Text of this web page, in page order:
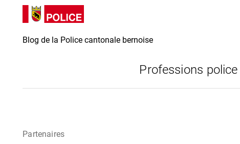
Directement
au contenu
Directement
Blog de la Police cantonale bernoise
Professions police
Partenaires